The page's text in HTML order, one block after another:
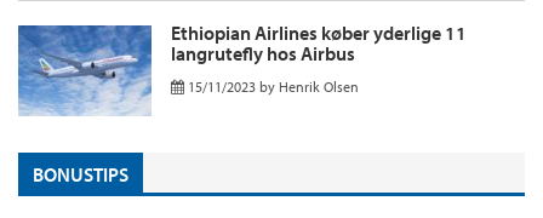
Ethiopian Airlines køber yderlige 11
langrutefly hos Airbus
15/11/2023 by Henrik Olsen
BONUSTIPS